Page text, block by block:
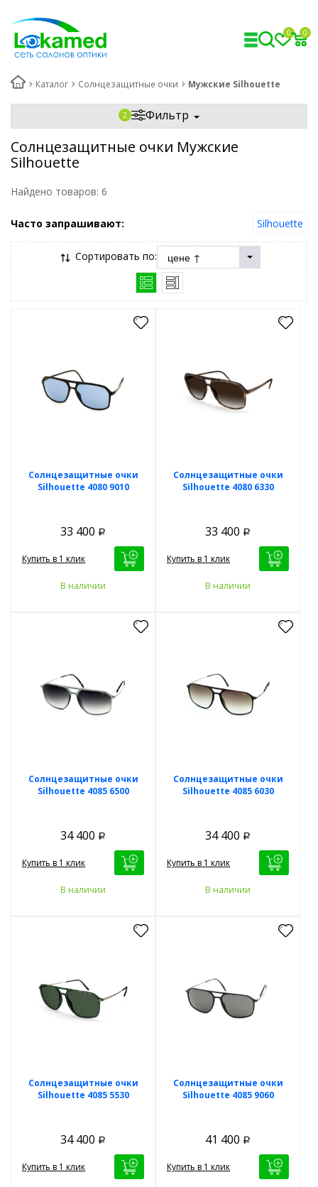
0 0
Каталог Солнцезащитные очки Мужские Silhouette
Фильтр
Солнцезащитные очки Мужские
Silhouette
Найдено товаров: 6
Часто запрашивают: Silhouette
Сортировать по:
Солнцезащитные очки
Silhouette 4080 9010
33 400 Р
Купить в 1 клик
В наличии
Солнцезащитные очки
Silhouette 4080 6330
33 400 Р
Купить в 1 клик
В наличии
Солнцезащитные очки
Silhouette 4085 6500
34 400 Р
Купить в 1 клик
В наличии
Солнцезащитные очки
Silhouette 4085 6030
34 400 Р
Купить в 1 клик
В наличии
Солнцезащитные очки
Silhouette 4085 5530
34 400 Р
Купить в 1 клик
Солнцезащитные очки
Silhouette 4085 9060
41 400 Р
Купить в 1 клик